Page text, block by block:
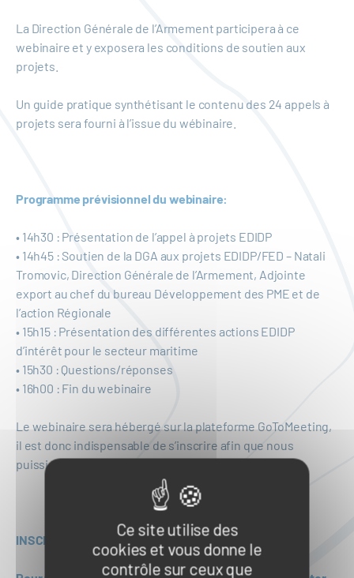
Ce site utilise des
cookies et vous donne le
contrôle sur ceux que
La Direction Générale de l’Armement participera à ce
webinaire et y exposera les conditions de soutien aux
projets.
Un guide pratique synthétisant le contenu des 24 appels à
projets sera fourni à l’issue du wébinaire.
Programme prévisionnel du webinaire:
• 14h30 : Présentation de l’appel à projets EDIDP
• 14h45 : Soutien de la DGA aux projets EDIDP/FED – Natali
Tromovic, Direction Générale de l’Armement, Adjointe
export au chef du bureau Développement des PME et de
l’action Régionale
• 15h15 : Présentation des différentes actions EDIDP
d’intérêt pour le secteur maritime
• 15h30 : Questions/réponses
• 16h00 : Fin du webinaire
Le webinaire sera hébergé sur la plateforme GoToMeeting,
il est donc indispensable de s’inscrire afin que nous
puissions vous envoyer les codes de connexion.
INSCRIPTION